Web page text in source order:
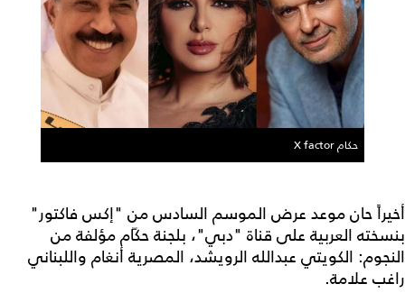
حكام X factor
أخيراً حان موعد عرض الموسم السادس من "إكس فاكتور"
بنسخته العربية على قناة "دبي"، بلجنة حكّام مؤلفة من
النجوم: الكويتي عبدالله الرويشد، المصرية أنغام واللبناني
راغب علامة.